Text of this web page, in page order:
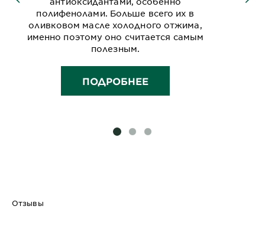
полифенолами. Больше всего их в
оливковом масле холодного отжима,
именно поэтому оно считается самым
полезным.
ПОДРОБНЕЕ
SLIDE 1
SLIDE 2SLIDE 3
Отзывы